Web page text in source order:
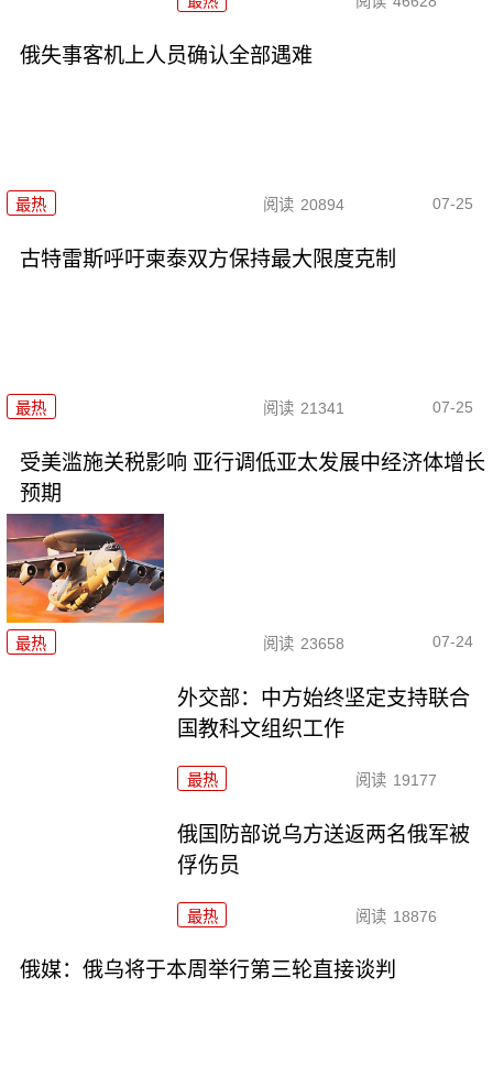
俄失事客机上人员确认全部遇难
最热 阅读 20894 07-25
古特雷斯呼吁柬泰双方保持最大限度克制
最热 阅读 21341 07-25
受美滥施关税影响 亚行调低亚太发展中经济体增长
预期
最热 阅读 23658 07-24
外交部：中方始终坚定支持联合
国教科文组织工作
最热 阅读 19177
俄国防部说乌方送返两名俄军被
俘伤员
最热 阅读 18876
俄媒：俄乌将于本周举行第三轮直接谈判